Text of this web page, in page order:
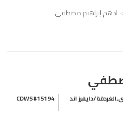
ادهم إبراهيم مصطفي
دايفرز اند CDWS#15194